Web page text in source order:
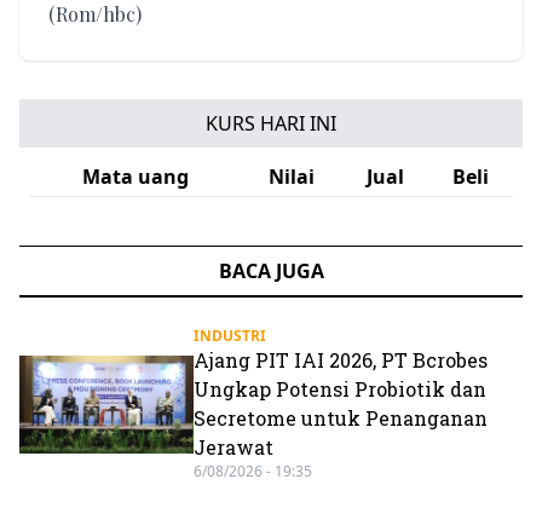
(Rom/hbc)
KURS HARI INI
Mata uang
Nilai Jual Beli
BACA JUGA
INDUSTRI
Ajang PIT IAI 2026, PT Bcrobes
Ungkap Potensi Probiotik dan
Secretome untuk Penanganan
Jerawat
6/08/2026 - 19:35